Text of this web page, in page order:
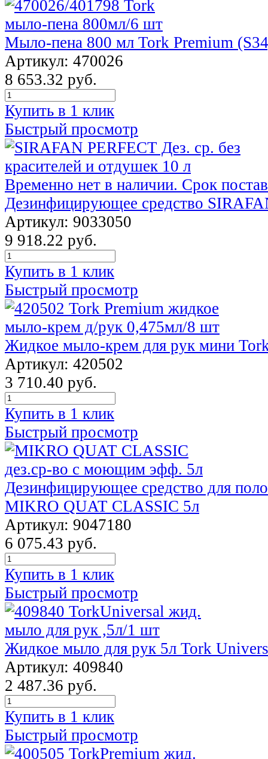
Мыло-пена 800 мл Tork Premium
Артикул: 470026
8 653.32 руб.
Купить в 1 клик
Быстрый просмотр
Временно нет в наличии. Срок
Дезинфицирующее средство
Артикул: 9033050
9 918.22 руб.
Купить в 1 клик
Быстрый просмотр
Жидкое мыло-крем для рук мини
Артикул: 420502
3 710.40 руб.
Купить в 1 клик
Быстрый просмотр
Дезинфицирующее средство для
MIKRO QUAT CLASSIC 5л
Артикул: 9047180
6 075.43 руб.
Купить в 1 клик
Быстрый просмотр
Жидкое мыло для рук 5л Tork
Артикул: 409840
2 487.36 руб.
Купить в 1 клик
Быстрый просмотр